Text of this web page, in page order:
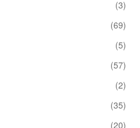
(3)
(69)
(5)
(57)
(2)
(35)
(20)